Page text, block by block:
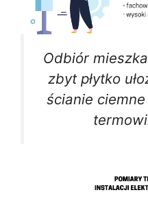
Odbiór
zbyt płytko
ścianie